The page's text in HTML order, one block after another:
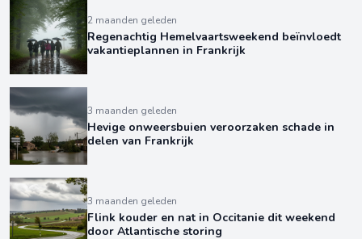
2 maanden geleden
Regenachtig Hemelvaartsweekend beïnvloedt
vakantieplannen in Frankrijk
3 maanden geleden
Hevige onweersbuien veroorzaken schade in
delen van Frankrijk
3 maanden geleden
Flink kouder en nat in Occitanie dit weekend
door Atlantische storing